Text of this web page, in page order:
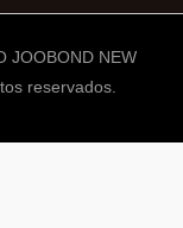
JOOBOND NEW
reservados.